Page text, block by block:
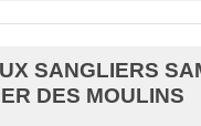
SANGLIERS
DES MOULINS